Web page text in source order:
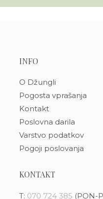
INFO
O Džungli
Pogosta vprašanja
Kontakt
Poslovna darila
Varstvo podatkov
Pogoji poslovanja
KONTAKT
T: 070 724 385 (PON-